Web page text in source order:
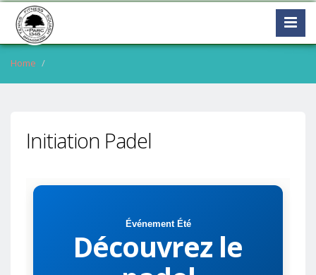
Home
Initiation Padel
Événement Été
Découvrez le